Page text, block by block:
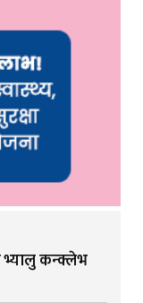
भ्यालु कन्क्लेभ